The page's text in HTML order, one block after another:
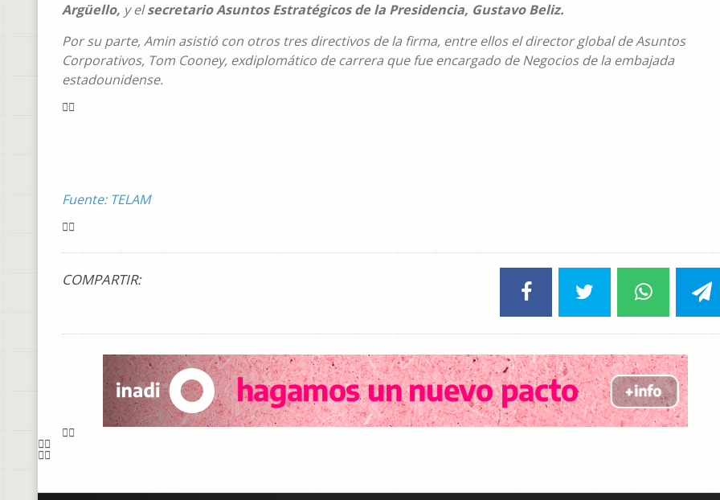
Argüello, y elsecretario Asuntos Estratégicos de la Presidencia, Gustavo Beliz.
Por su parte, Amin asistió con otros tres directivos de la firma, entre ellos el director global de Asuntos
Corporativos, Tom Cooney, exdiplomático de carrera que fue encargado de Negocios de la embajada
estadounidense.
Fuente: TELAM
COMPARTIR: